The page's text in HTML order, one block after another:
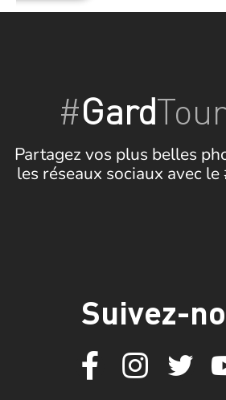
#Gard
Partagez vos plus belles
les réseaux sociaux avec
Suivez-